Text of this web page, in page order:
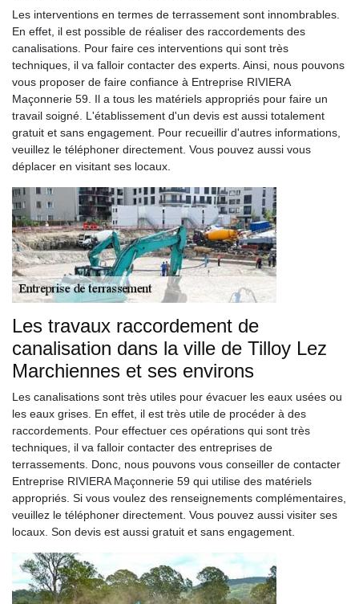
Les interventions en termes de terrassement sont innombrables.
En effet, il est possible de réaliser des raccordements des
canalisations. Pour faire ces interventions qui sont très
techniques, il va falloir contacter des experts. Ainsi, nous pouvons
vous proposer de faire confiance à Entreprise RIVIERA
Maçonnerie 59. Il a tous les matériels appropriés pour faire un
travail soigné. L'établissement d'un devis est aussi totalement
gratuit et sans engagement. Pour recueillir d'autres informations,
veuillez le téléphoner directement. Vous pouvez aussi vous
déplacer en visitant ses locaux.
Les travaux raccordement de
canalisation dans la ville de Tilloy Lez
Marchiennes et ses environs
Les canalisations sont très utiles pour évacuer les eaux usées ou
les eaux grises. En effet, il est très utile de procéder à des
raccordements. Pour effectuer ces opérations qui sont très
techniques, il va falloir contacter des entreprises de
terrassements. Donc, nous pouvons vous conseiller de contacter
Entreprise RIVIERA Maçonnerie 59 qui utilise des matériels
appropriés. Si vous voulez des renseignements complémentaires,
veuillez le téléphoner directement. Vous pouvez aussi visiter ses
locaux. Son devis est aussi gratuit et sans engagement.